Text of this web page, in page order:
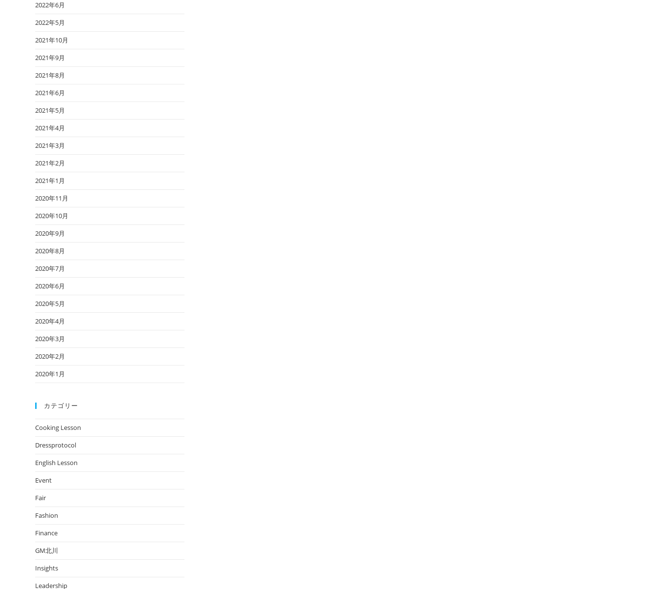
2022年6月
2022年5月
2021年10月
2021年9月
2021年8月
2021年6月
2021年5月
2021年4月
2021年3月
2021年2月
2021年1月
2020年11月
2020年10月
2020年9月
2020年8月
2020年7月
2020年6月
2020年5月
2020年4月
2020年3月
2020年2月
2020年1月
カテゴリー
Cooking Lesson
Dressprotocol
English Lesson
Event
Fair
Fashion
Finance
GM北川
Insights
Leadership